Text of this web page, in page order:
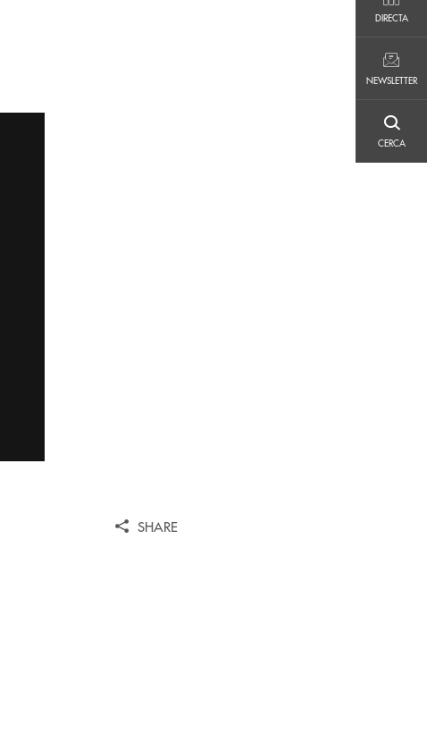
DIRECTA
NEWSLETTER
CERCA
SHARE